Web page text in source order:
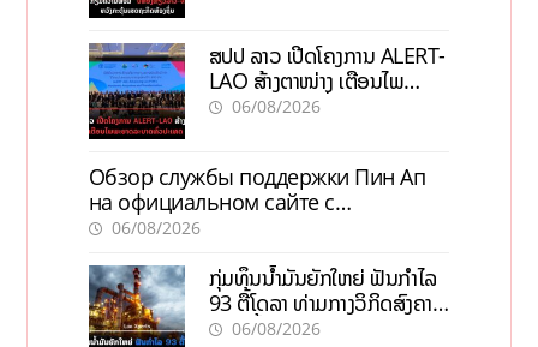
ສປປ ລາວ ເປີດໂຄງການ ALERT-
LAO ສ້າງຕາໜ່າງ ເຕືອນໄພ
ພະຍາດລະບາດທົ່ວປະເທດ
06/08/2026
Обзор службы поддержки Пин Ап
на официальном сайте с
актуальной информацией
06/08/2026
ກຸ່ມທຶນນ້ຳມັນຍັກໃຫຍ່ ຟັນກຳໄລ
93 ຕື້ໂດລາ ທ່າມກາງວິກິດສົງຄາມ
ລາຄານໍ້າມັນແພງ
06/08/2026